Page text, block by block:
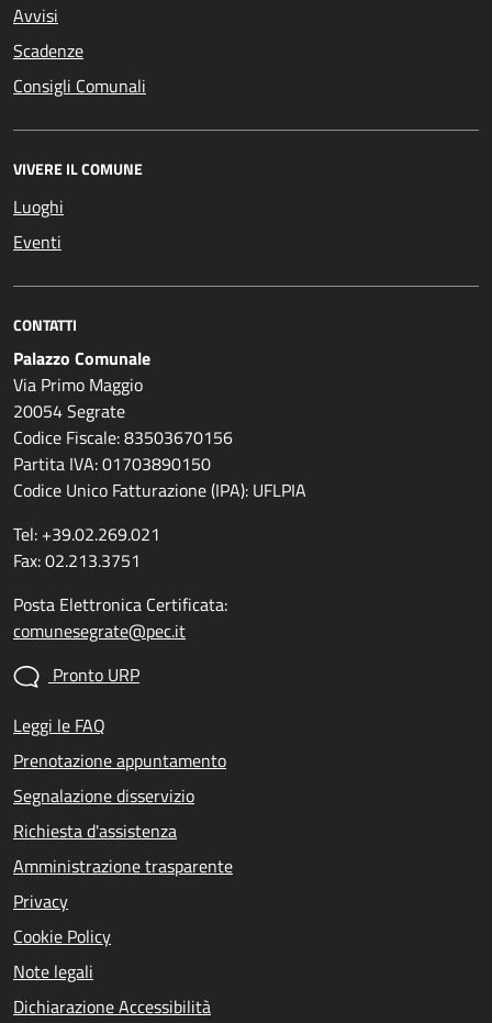
Avvisi
Scadenze
Consigli Comunali
VIVERE IL COMUNE
Luoghi
Eventi
CONTATTI
Palazzo Comunale
Via Primo Maggio
20054 Segrate
Codice Fiscale: 83503670156
Partita IVA: 01703890150
Codice Unico Fatturazione (IPA): UFLPIA
Tel: +39.02.269.021
Fax: 02.213.3751
Posta Elettronica Certificata:
comunesegrate@pec.it
Pronto URP
Leggi le FAQ
Prenotazione appuntamento
Segnalazione disservizio
Richiesta d'assistenza
Amministrazione trasparente
Privacy
Cookie Policy
Note legali
Dichiarazione Accessibilità